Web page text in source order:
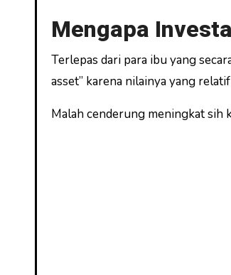
Mengapa
Terlepas dari para ibu yang
asset” karena nilainya yang
Malah cenderung meningkat sih